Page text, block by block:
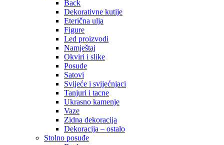
Back
Dekorativne kutije
Eterična ulja
Figure
Led proizvodi
Namještaj
Okviri i slike
Posude
Satovi
Svijeće i svijećnjaci
Tanjuri i tacne
Ukrasno kamenje
Vaze
Zidna dekoracija
Dekoracija – ostalo
Stolno posuđe